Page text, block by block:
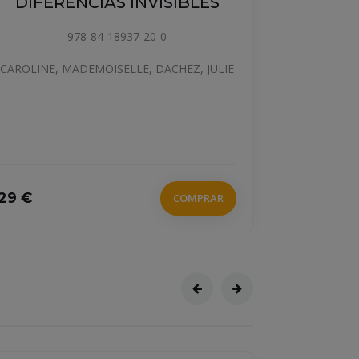
978-84-18937-20-0
CAROLINE, MADEMOISELLE, DACHEZ, JULIE
€ COMPRAR